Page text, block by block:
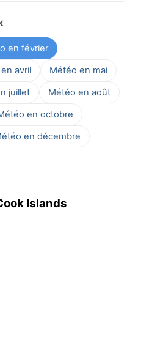
en février
avril
Météo en mai
juillet
Météo en août
en octobre
en décembre
Islands